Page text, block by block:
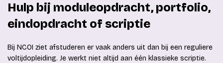
Hulp bij moduleopdracht, portfolio,
eindopdracht of scriptie
Bij NCOI ziet afstuderen er vaak anders uit dan bij een reguliere
voltijdopleiding. Je werkt niet altijd aan één klassieke scriptie.